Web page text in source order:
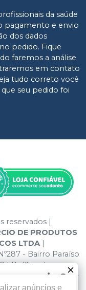
negociar?
da saúde
pagamento e envio
dos dados
pedido. Fique
faremos a análise
em contato
tudo correto você
seu pedido foi
reservados |
DE PRODUTOS
LTDA |
- Bairro Paraíso
| Política de
ilustrativas -
estão sujeitos a
anúncios e